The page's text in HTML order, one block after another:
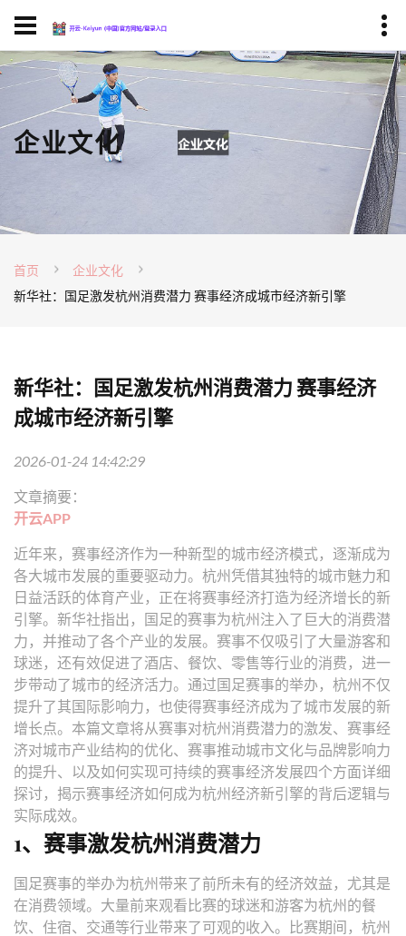
企业文化
首页
企业文化
新华社：国足激发杭州消费潜力 赛事经济成城市经济新引擎
新华社：国足激发杭州消费潜力 赛事经济
成城市经济新引擎
2026-01-24 14:42:29
文章摘要：
开云APP
近年来，赛事经济作为一种新型的城市经济模式，逐渐成为
各大城市发展的重要驱动力。杭州凭借其独特的城市魅力和
日益活跃的体育产业，正在将赛事经济打造为经济增长的新
引擎。新华社指出，国足的赛事为杭州注入了巨大的消费潜
力，并推动了各个产业的发展。赛事不仅吸引了大量游客和
球迷，还有效促进了酒店、餐饮、零售等行业的消费，进一
步带动了城市的经济活力。通过国足赛事的举办，杭州不仅
提升了其国际影响力，也使得赛事经济成为了城市发展的新
增长点。本篇文章将从赛事对杭州消费潜力的激发、赛事经
济对城市产业结构的优化、赛事推动城市文化与品牌影响力
的提升、以及如何实现可持续的赛事经济发展四个方面详细
探讨，揭示赛事经济如何成为杭州经济新引擎的背后逻辑与
实际成效。
1、赛事激发杭州消费潜力
国足赛事的举办为杭州带来了前所未有的经济效益，尤其是
在消费领域。大量前来观看比赛的球迷和游客为杭州的餐
饮、住宿、交通等行业带来了可观的收入。比赛期间，杭州